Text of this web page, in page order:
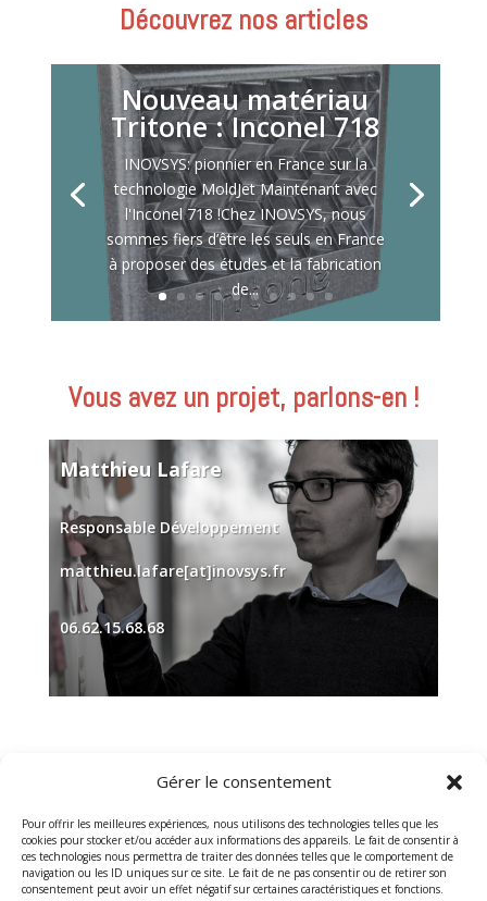
Gérer le consentement
Pour offrir les meilleures expériences, nous utilisons des technologies telles que les
cookies pour stocker et/ou accéder aux informations des appareils. Le fait de consentir à
ces technologies nous permettra de traiter des données telles que le comportement de
navigation ou les ID uniques sur ce site. Le fait de ne pas consentir ou de retirer son
consentement peut avoir un effet négatif sur certaines caractéristiques et fonctions.
Découvrez nos articles
Nouveau matériau
Tritone : Inconel 718
INOVSYS: pionnier en France sur la
technologie MoldJet Maintenant avec
l'Inconel 718 !Chez INOVSYS, nous
sommes fiers d’être les seuls en France
à proposer des études et la fabrication
de...
Vous avez un projet, parlons-en !
Matthieu Lafare
Responsable Développement
matthieu.lafare[at]inovsys.fr
06.62.15.68.68